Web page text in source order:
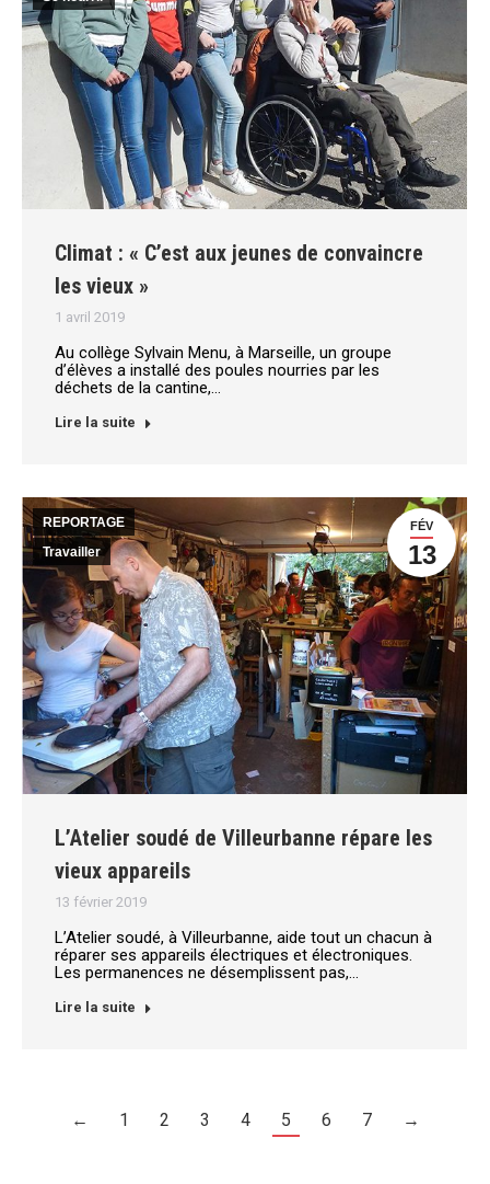
Climat : « C’est aux jeunes de convaincre
les vieux »
1 avril 2019
Au collège Sylvain Menu, à Marseille, un groupe
d’élèves a installé des poules nourries par les
déchets de la cantine,…
Lire la suite
FÉV
13
REPORTAGE
Travailler
L’Atelier soudé de Villeurbanne répare les
vieux appareils
13 février 2019
L’Atelier soudé, à Villeurbanne, aide tout un chacun à
réparer ses appareils électriques et électroniques.
Les permanences ne désemplissent pas,…
Lire la suite
← 1 2 3 4 5 6 7 →